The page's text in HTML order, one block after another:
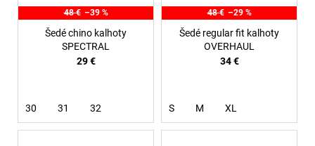
48 € –39 %
Šedé chino kalhoty
SPECTRAL
29 €
30 31 32
48 € –29 %
Šedé regular fit kalhoty
OVERHAUL
34 €
S M XL